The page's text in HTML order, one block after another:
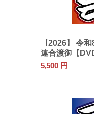
【2026】 令
連合渡御【
5,500 円